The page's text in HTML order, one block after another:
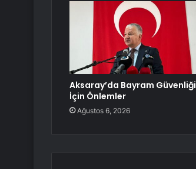
Aksaray’da Bayram Güvenliği
İçin Önlemler
Ağustos 6, 2026